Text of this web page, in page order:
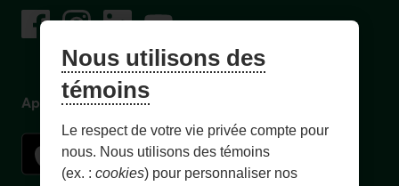
Facebook
– Lien externe au site. Cet hyperlien s'ouvrira dans une
Instagram
– Lien externe au site. Cet hyperlien s'ouvrira dans
LinkedIn
– Lien externe au site. Cet hyperlien
YouTube
– Lien externe au site. Cet hyperlien
Application mobile
Nous utilisons des
témoins
Le respect de votre vie privée compte pour
nous. Nous utilisons des témoins
(ex. : cookies) pour personnaliser nos